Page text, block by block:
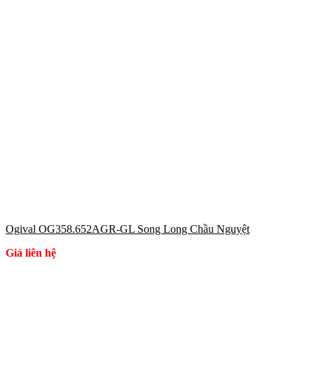
Ogival OG358.652AGR-GL Song Long Chầu Nguyệt
Giá liên hệ